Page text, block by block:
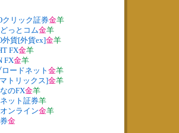
クリック証券金羊
っとコム金羊
外貨[外貨ex]金羊
FX金羊
FX金羊
ードネット 金羊
トリックス]金羊
のFX金羊
ット証券羊
ンライン金羊
金